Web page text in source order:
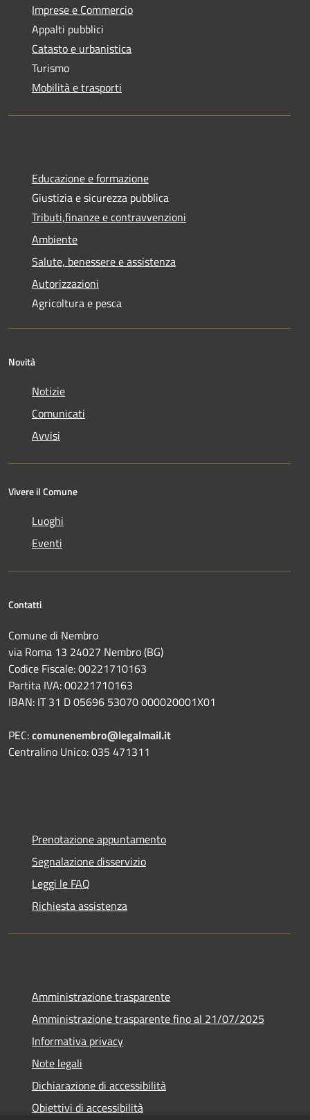
Imprese e Commercio
Appalti pubblici
Catasto e urbanistica
Turismo
Mobilità e trasporti
Educazione e formazione
Giustizia e sicurezza pubblica
Tributi,finanze e contravvenzioni
Ambiente
Salute, benessere e assistenza
Autorizzazioni
Agricoltura e pesca
Novità
Notizie
Comunicati
Avvisi
Vivere il Comune
Luoghi
Eventi
Contatti
Comune di Nembro
via Roma 13 24027 Nembro (BG)
Codice Fiscale: 00221710163
Partita IVA: 00221710163
IBAN: IT 31 D 05696 53070 000020001X01
PEC:comunenembro@legalmail.it
Centralino Unico: 035 471311
Prenotazione appuntamento
Segnalazione disservizio
Leggi le FAQ
Richiesta assistenza
Amministrazione trasparente
Amministrazione trasparente fino al 21/07/2025
Informativa privacy
Note legali
Dichiarazione di accessibilità
Obiettivi di accessibilità